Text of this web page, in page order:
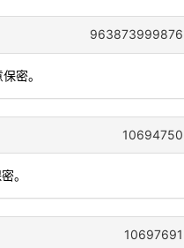
963873999876
密。
10694750
。
10697691